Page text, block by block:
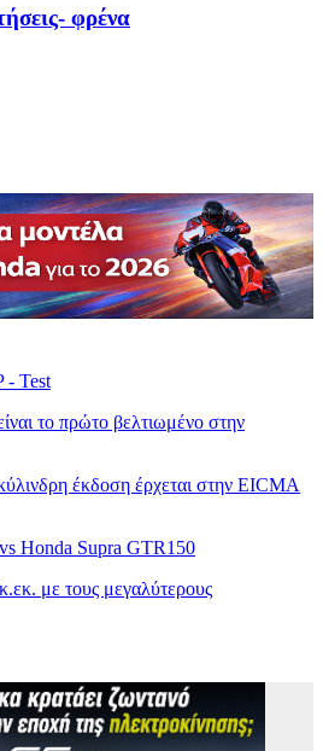
φρένα
- Test
το πρώτο βελτιωμένο στην
έκδοση έρχεται στην EICMA
Honda Supra GTR150
με τους μεγαλύτερους